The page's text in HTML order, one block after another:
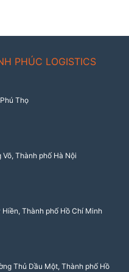
PHÚC LOGISTICS
Thọ
Thành phố Hà Nội
Thành phố Hồ Chí Minh
Thủ Dầu Một, Thành phố Hồ